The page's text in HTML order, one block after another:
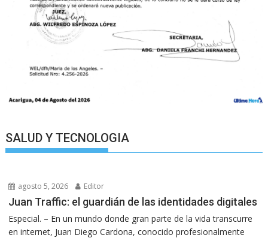
SALUD Y TECNOLOGIA
agosto 5, 2026 Editor
Juan Traffic: el guardián de las identidades digitales
Especial. – En un mundo donde gran parte de la vida transcurre
en internet, Juan Diego Cardona, conocido profesionalmente